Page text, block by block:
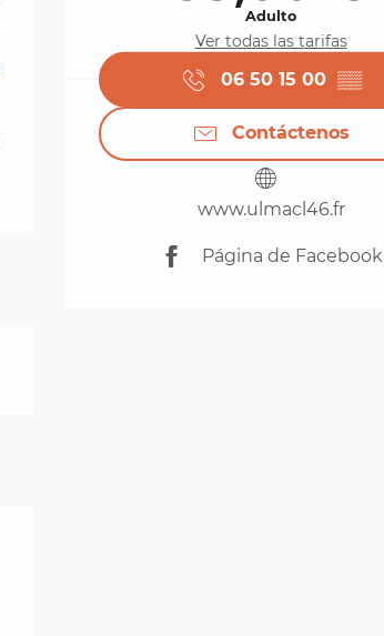
Adulto
Ver todas las tarifas
06 50 15 00 ▒▒
Contáctenos
www.ulmacl46.fr
Página de Facebook